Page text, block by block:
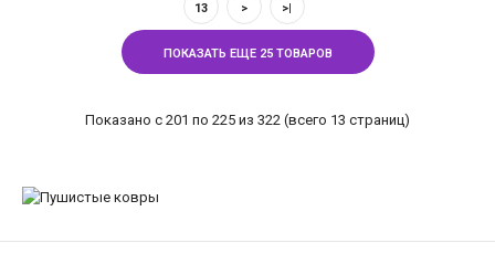
13 > >|
ПОКАЗАТЬ ЕЩЕ 25 ТОВАРОВ
Показано с 201 по 225 из 322 (всего 13 страниц)